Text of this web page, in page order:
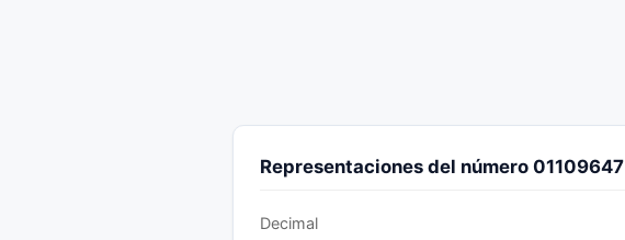
Representaciones del número 01109647
Decimal